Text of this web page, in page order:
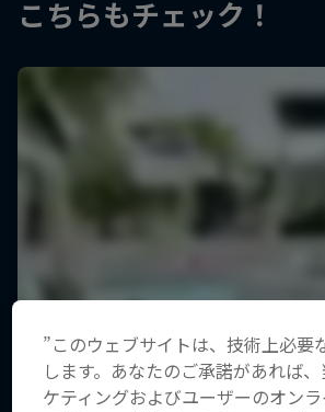
こちらもチェック！
”このウェブサイトは、技術上必要
します。あなたのご承諾があれば
ケティングおよびユーザーのオン